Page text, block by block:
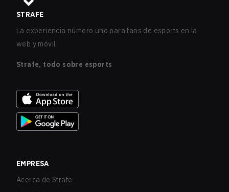
STRAFE
La experiencia número uno para fans de esports en la
web y móvil.
Strafe, todo sobre esports
EMPRESA
Acerca de Strafe